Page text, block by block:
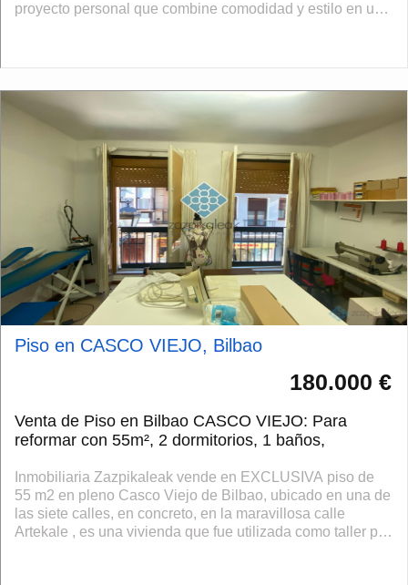
proyecto personal que combine comodidad y estilo en una
Piso en CASCO VIEJO, Bilbao
180.000 €
Venta de Piso en Bilbao CASCO VIEJO: Para
reformar con 55m², 2 dormitorios, 1 baños,
Inmobiliaria Zazpikaleak vende en EXCLUSIVA piso de
55 m2 en pleno Casco Viejo de Bilbao, ubicado en una de
las siete calles, en concreto, en la maravillosa calle
Artekale , es una vivienda que fue utilizada como taller por